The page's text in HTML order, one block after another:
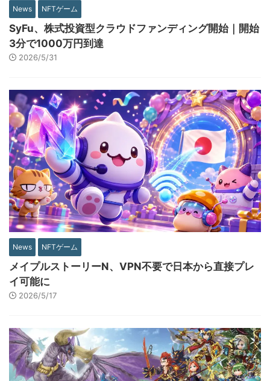
News NFTゲーム
SyFu、株式投資型クラウドファンディング開始｜開始
3分で1000万円到達
2026/5/31
News NFTゲーム
メイプルストーリーN、VPN不要で日本から直接プレ
イ可能に
2026/5/17